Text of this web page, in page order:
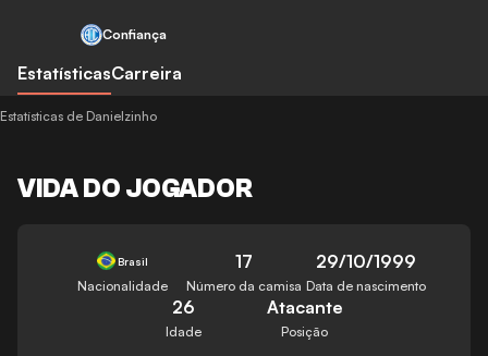
Confiança
EstatísticasCarreira
Estatísticas de Danielzinho
VIDA DO JOGADOR
Brasil
Nacionalidade
17
Número da camisa
29/10/1999
Data de nascimento
26
Idade
Atacante
Posição